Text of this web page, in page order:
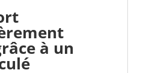
à un